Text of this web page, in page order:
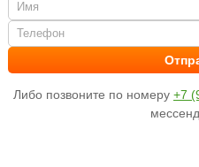
Либо позвоните по номеру +7